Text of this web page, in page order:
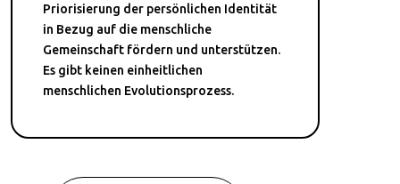
Priorisierung der persönlichen Identität
in Bezug auf die menschliche
Gemeinschaft fördern und unterstützen.
Es gibt keinen einheitlichen
menschlichen Evolutionsprozess.